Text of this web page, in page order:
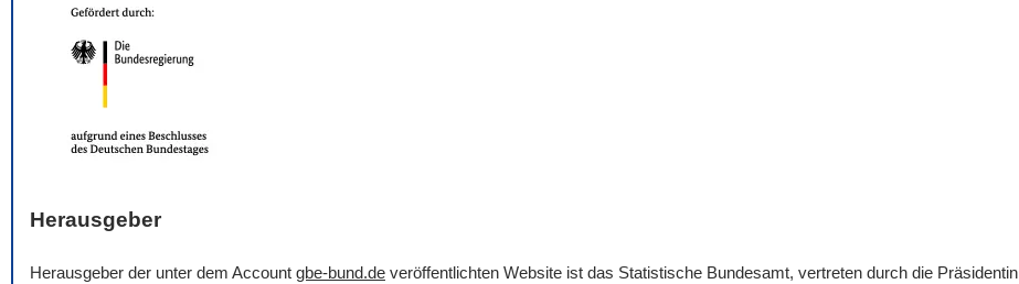
Herausgeber
Herausgeber der unter dem Account gbe-bund.de veröffentlichten Website ist das Statistische Bundesamt, vertreten durch die Präsidentin